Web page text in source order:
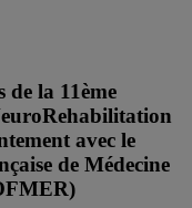
de la 11ème
avec le
de Médecine